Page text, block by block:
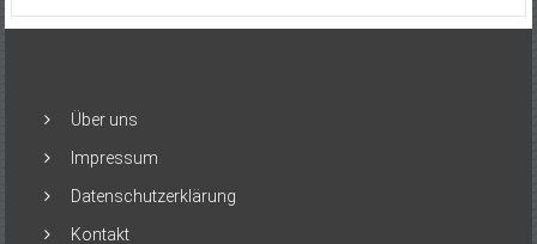
Über uns
Impressum
Datenschutzerklärung
Kontakt